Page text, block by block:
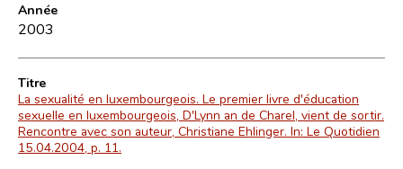
Année
2003
Titre
La sexualité en luxembourgeois. Le premier livre d'éducation
sexuelle en luxembourgeois, D'Lynn an de Charel, vient de sortir.
Rencontre avec son auteur, Christiane Ehlinger. In: Le Quotidien
15.04.2004, p. 11.